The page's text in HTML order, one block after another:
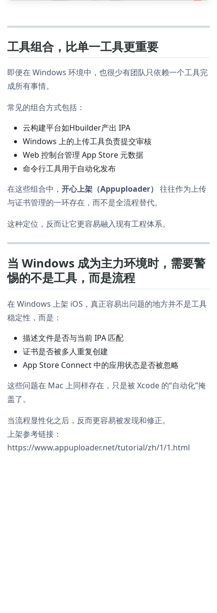
工具组合，比单一工具更重要
即便在 Windows 环境中，也很少有团队只依赖一个工具完
成所有事情。
常见的组合方式包括：
云构建平台如Hbuilder产出 IPA
Windows 上的上传工具负责提交审核
Web 控制台管理 App Store 元数据
命令行工具用于自动化发布
在这些组合中， 开心上架（Appuploader） 往往作为上传
与证书管理的一环存在，而不是全流程替代。
这种定位，反而让它更容易融入现有工程体系。
当 Windows 成为主力环境时，需要警
惕的不是工具，而是流程
在 Windows 上架 iOS，真正容易出问题的地方并不是工具
稳定性，而是：
描述文件是否与当前 IPA 匹配
证书是否被多人重复创建
App Store Connect 中的应用状态是否被忽略
这些问题在 Mac 上同样存在，只是被 Xcode 的“自动化”掩
盖了。
当流程显性化之后，反而更容易被发现和修正。
上架参考链接：
https://www.appuploader.net/tutorial/zh/1/1.html